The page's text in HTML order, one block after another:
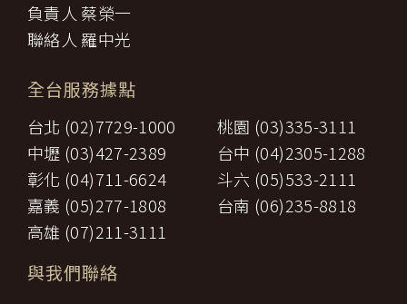
負責人 蔡榮一
聯絡人 羅中光
全台服務據點
台北 (02)7729-1000
桃園 (03)335-3111
中壢 (03)427-2389
台中 (04)2305-1288
彰化 (04)711-6624
斗六 (05)533-2111
嘉義 (05)277-1808
台南 (06)235-8818
高雄 (07)211-3111
與我們聯絡